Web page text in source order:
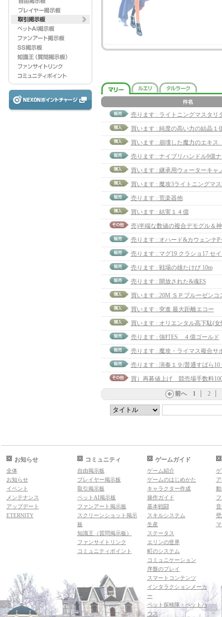
売ります : ライトニングマスタリ
買います : 純度の高い力の結晶１
買います : 崩壊した魔力のエキ
売ります : ナイブリハンドル9億
売ります : 荒楽器他
買います : 結実１４億
売ります : マグ19 クラショ17 セ
売ります : 戦場の雄たけび 10m
売ります : 開放された&魂ES
買います : 突進 最大距離エコー
買います : オリエンタル高下駄(女
売ります : 強打ES ４億ゴールド
売ります : 魔攻・ライマス複合サ
売ります : 演奏１９/普通すばら
前へ 1 2
お知らせ
全体
お知らせ
イベント
メンテナンス
アップデート
ETERNITY
コミュニティ
自由掲示板
プレイヤー掲示板
取引掲示板
ペットAI掲示板
ファンアート掲示板
スクリーンショット掲示
板
知識王（質問掲示板）
ファンサイトリンク
コミュニティポイント
ゲームガイド
ゲーム紹介
ゲームのはじめかた
キャラクター作成
操作ガイド
基本戦闘
スキルシステム
生産
ステータス
エリンの世界
町のシステム
コミュニケーション
序盤のプレイ
スマートコンテンツ
インタラクションメーカ
ー
ペット探検隊・ペットハ
ウス